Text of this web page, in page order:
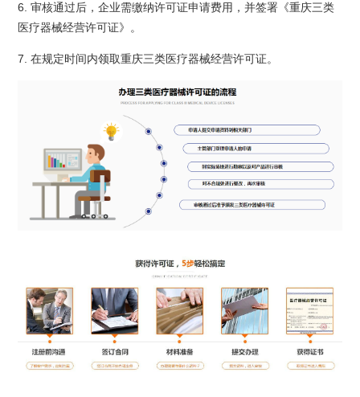
6. 审核通过后，企业需缴纳许可证申请费用，并签署《重庆三类
医疗器械经营许可证》。
7. 在规定时间内领取重庆三类医疗器械经营许可证。